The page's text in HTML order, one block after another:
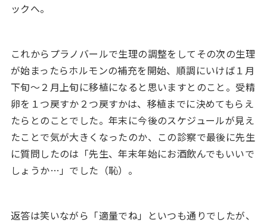
ックへ。
これからプラノバールで生理の調整をしてその次の生理
が始まったらホルモンの補充を開始、順調にいけば１月
下旬〜２月上旬に移植になると思いますとのこと。受精
卵を１つ戻すか２つ戻すかは、移植までに決めてもらえ
たらとのことでした。年末に今後のスケジュールが見え
たことで気が大きくなったのか、この診察で最後に先生
に質問したのは「先生、年末年始にお酒飲んでもいいで
しょうか…」でした（恥）。
返答は笑いながら「適量でね」といつも通りでしたが、